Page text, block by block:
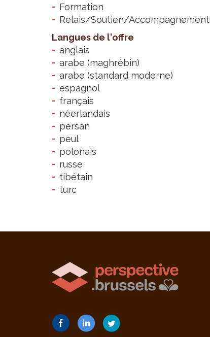
Formation
Relais/Soutien/Accompagnement
Langues de l'offre
anglais
arabe (maghrébin)
arabe (standard moderne)
espagnol
français
néerlandais
persan
peul
polonais
russe
tibétain
turc